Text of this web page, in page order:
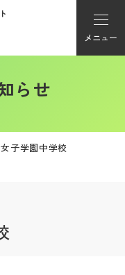
メニュー
らせ
子学園中学校